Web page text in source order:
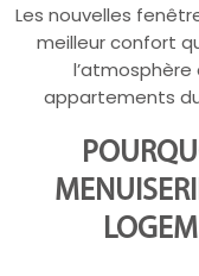
Les nouvelles
meilleur confort
appartements